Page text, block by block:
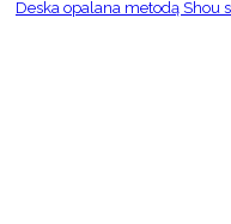
Deska opalana metodą Shou